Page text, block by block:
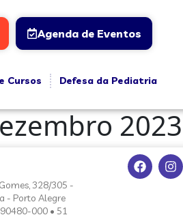
Agenda de Eventos
Cursos
Defesa da Pediatria
2023
328/305 -
- Porto Alegre
90480-000 • 51